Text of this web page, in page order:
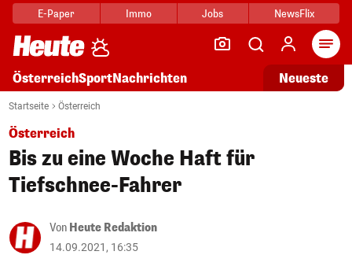
E-Paper Immo Jobs NewsFlix
ÖsterreichSportNachrichten Neueste
Startseite Österreich
Österreich
Bis zu eine Woche Haft für
Tiefschnee-Fahrer
Von Heute Redaktion
14.09.2021, 16:35